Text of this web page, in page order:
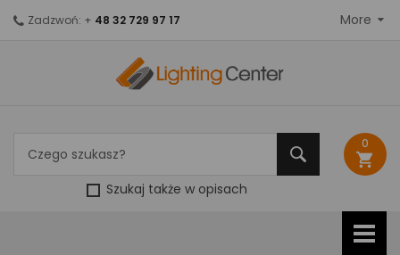
Szukaj także w opisach
0
shopping_cart
Zadzwoń: + 48 32 729 97 17 More